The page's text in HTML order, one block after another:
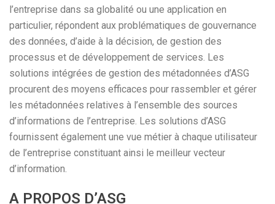
l’entreprise dans sa globalité ou une application en
particulier, répondent aux problématiques de gouvernance
des données, d’aide à la décision, de gestion des
processus et de développement de services. Les
solutions intégrées de gestion des métadonnées d’ASG
procurent des moyens efficaces pour rassembler et gérer
les métadonnées relatives à l’ensemble des sources
d’informations de l’entreprise. Les solutions d’ASG
fournissent également une vue métier à chaque utilisateur
de l’entreprise constituant ainsi le meilleur vecteur
d’information.
A PROPOS D’ASG